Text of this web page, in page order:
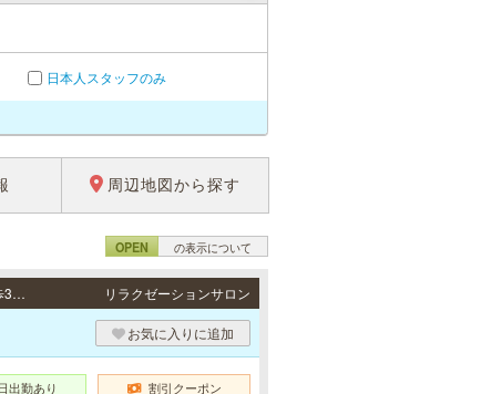
日本人スタッフのみ
周辺地図から探す
OPEN の表示について
日本橋・梅田・長堀橋・松屋町・谷町・堺筋本町 / 地下鉄各線「日本橋駅」7番出口より徒歩3分、地下鉄各線「谷町九丁目駅」2番出口より徒歩5分・阪メトロ（Osaka Metro）谷町線「中崎町駅」3番出口より徒歩4分・大阪メトロ（Osaka Metro）長堀鶴見緑地線「松屋町駅」2番出口より徒歩2分・大阪メトロ（Osaka Metro）各線「長堀橋駅」6番出口より徒歩5分・地下鉄各線「谷町九丁目駅」3番出口より徒歩1分・地下鉄各線「堺筋本町駅」より徒歩5分 リラクゼーションサロン
お気に入りに追加
出勤あり 割引クーポン